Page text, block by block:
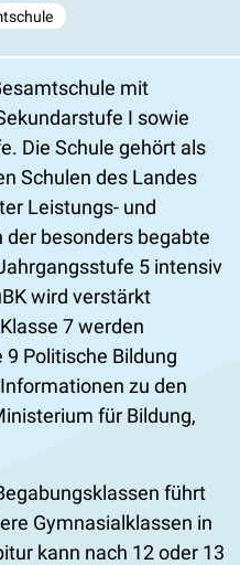
mit
I sowie
Die Schule gehört als
Schulen des Landes
Leistungs- und
der besonders begabte
5 intensiv
wird verstärkt
7 werden
9 Politische Bildung
zu den
für Bildung,
führt
Gymnasialklassen in
kann nach 12 oder 13